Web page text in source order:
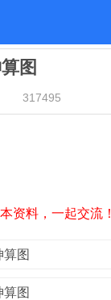
图
317495
资料，一起交流！
图
算图